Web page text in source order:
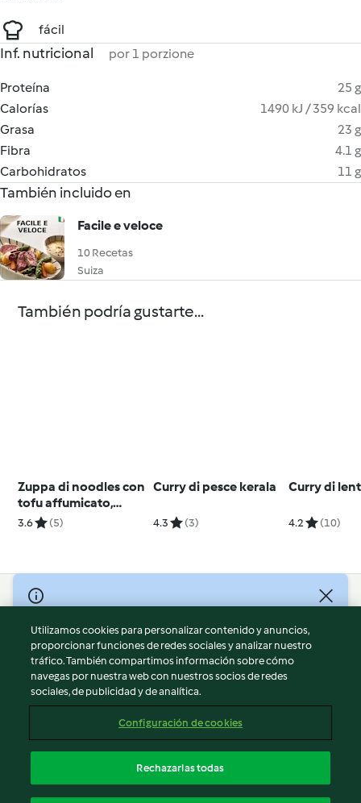
fácil
Inf. nutricional por 1 porzione
Proteína
25 g
Calorías
1490 kJ / 359 kcal
Grasa
23 g
Fibra
4.1 g
Carbohidratos
11 g
También incluido en
Facile e veloce
10 Recetas
Suiza
También podría gustarte...
Zuppa di noodles con
tofu affumicato,
spinaci e champignon
3.6 (5)
Curry di pesce kerala
4.3 (3)
Curry di
4.2 (10)
© Copyright 2026
Términos de uso
Política de privacidad
Aviso legal
Información legal
Reportar contenido
Declaración de accesibilidad
Utilizamos cookies para personalizar contenido y anuncios,
proporcionar funciones de redes sociales y analizar nuestro
tráfico. También compartimos información sobre cómo
navegas por nuestra web con nuestros socios de redes
sociales, de publicidad y de analítica.
Configuración de cookies
Rechazarlas todas